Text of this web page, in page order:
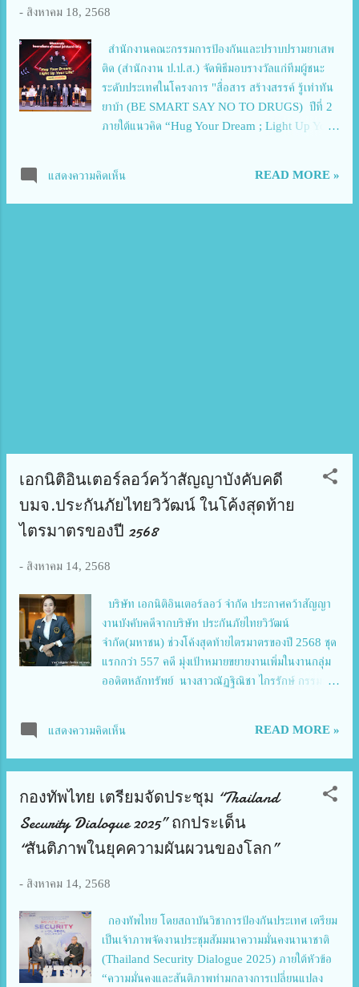
ดันให้เกิดการขยายผลและนำไปใช้ประโยชน์ในมิติต่าง ๆ
คิดค้นฯ ได้ซักถามรายละเอียดเกี่ยวกับผลงานเพิ่มเติม
และให้คำแนะนำในการพัฒนาผลง...
- สิงหาคม 18, 2568
สำนักงานคณะกรรมการป้องกันและปราบปรามยาเสพ
ติด (สำนักงาน ป.ป.ส.) จัดพิธีมอบรางวัลแก่ทีมผู้ชนะ
ระดับประเทศในโครงการ "สื่อสาร สร้างสรรค์ รู้เท่าทัน
ยาบ้า (BE SMART SAY NO TO DRUGS) ปีที่ 2
ภายใต้แนวคิด “Hug Your Dream ; Light Up Your
เพื่อสนับสนุนให้เด็กและเยาวชนไทยมีพื้นที่ปลอดภัยเชิง
สร้างสรรค์ผ่านโซเชียลมีเดีย ชิงเงินรางวัลรวมมูลค่า
แสดงความคิดเห็น READ MORE »
เอกนิติอินเตอร์ลอว์คว้าสัญญาบังคับคดี
บมจ.ประกันภัยไทยวิวัฒน์ ในโค้งสุดท้าย
ไตรมาตรของปี 2568
- สิงหาคม 14, 2568
บริษัท เอกนิติอินเตอร์ลอว์ จำกัด ประกาศคว้าสัญญา
งานบังคับคดีจากบริษัท ประกันภัยไทยวิวัฒน์
จำกัด(มหาชน) ช่วงโค้งสุดท้ายไตรมาตรของปี 2568 ชุด
แรกกว่า 557 คดี มุ่งเป้าหมายขยายงานเพิ่มในงานกลุ่ม
ออดิตหลักทรัพย์ นางสาวณัฏฐิณิชา ไกรรักษ์ กรรมการ
วิวัฒน์ จำกัด(มหาชน) เป็นอย่างสูงที่ได้ให้เกียรติกับ
บริษัท เอกนิติอินเตอร์ลอว์ จำกัด เพื่อให้ดำเนินงาน
ได้ชำระหนี้ตามคำพิพากษาต่าง ๆ ซึ่งบริษัท เอกนิติอินเต
อร์ลอว์ จำกัด จะต้องทำงานเพื่อให้เป็นไปตาม
วัตถุประสงค์และความไว้วางใจจาก บริษัท ประกันภัย
ไทยวิวัฒน์ จำกัด(มหาชน) สำหรับท่านใดที่ประสงค์จะ
5999, 064-595-5569 TELL : 02-028-3398
EMAIL : aeknitiinterlaw@gmail.com นางสาว
ณัฏฐิณิชา ไกรรักษ์ กล่าวเพิ่มเติมว่า “นับเป็นช่วงโค้ง
สุดท้ายไตรมาตรของปี 2568 ที่เราปิดงานในชุดแรกของ
แสดงความคิดเห็น READ MORE »
กองทัพไทย เตรียมจัดประชุม “Thailand
Security Dialogue 2025” ถกประเด็น
“สันติภาพในยุคความผันผวนของโลก”
- สิงหาคม 14, 2568
กองทัพไทย โดยสถาบันวิชาการป้องกันประเทศ เตรียม
เป็นเจ้าภาพจัดงานประชุมสัมมนาความมั่นคงนานาชาติ
(Thailand Security Dialogue 2025) ภายใต้หัวข้อ
“ความมั่นคงและสันติภาพท่ามกลางการเปลี่ยนแปลง